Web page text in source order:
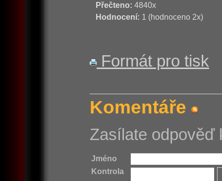
Přečteno: 4840x
Hodnocení: 1 (hodnoceno 2x)
Formát pro tisk
Komentáře
Zasílate odpověď
Jméno
Kontrola